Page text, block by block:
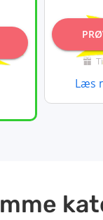
Læs